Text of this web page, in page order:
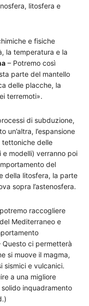
litosfera e
e fisiche
la temperatura e la
– Potremo così
parte del mantello
delle placche, la
terremoti».
di subduzione,
un’altra, l’espansione
tettoniche delle
modelli) verranno poi
del
della litosfera, la parte
sopra l’astenosfera.
raccogliere
Mediterraneo e
Questo ci permetterà
si muove il magma,
sismici e vulcanici.
a una migliore
inquadramento